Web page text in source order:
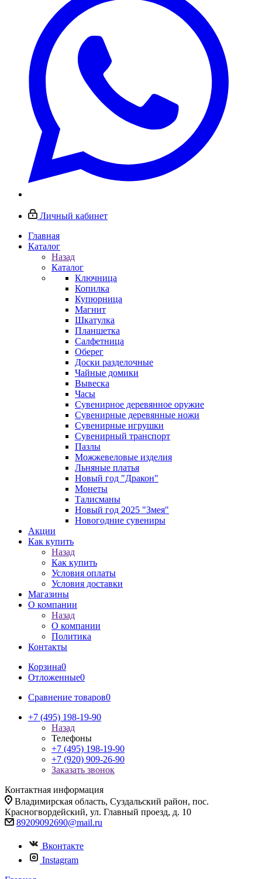
Личный кабинет
Главная
Каталог
Назад
Каталог
Ключница
Копилка
Купюрница
Магнит
Шкатулка
Планшетка
Салфетница
Оберег
Доски разделочные
Чайные домики
Вывеска
Часы
Сувенирное деревянное оружие
Сувенирные деревянные ножи
Сувенирные игрушки
Сувенирный транспорт
Пазлы
Можжевеловые изделия
Льняные платья
Новый год "Дракон"
Монеты
Талисманы
Новый год 2025 "Змея"
Новогодние сувениры
Акции
Как купить
Назад
Как купить
Условия оплаты
Условия доставки
Магазины
О компании
Назад
О компании
Политика
Контакты
Корзина0
Отложенные0
Сравнение товаров0
+7 (495) 198-19-90
Назад
Телефоны
+7 (495) 198-19-90
+7 (920) 909-26-90
Заказать звонок
Контактная информация
Владимирская область, Суздальский район, пос.
Красногвордейский, ул. Главный проезд, д. 10
89209092690@mail.ru
Вконтакте
Instagram